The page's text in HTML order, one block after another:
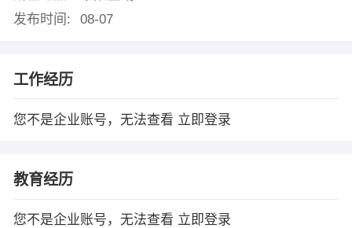
发布时间:
08-07
工作经历
您不是企业账号，无法查看 立即登录
教育经历
您不是企业账号，无法查看 立即登录